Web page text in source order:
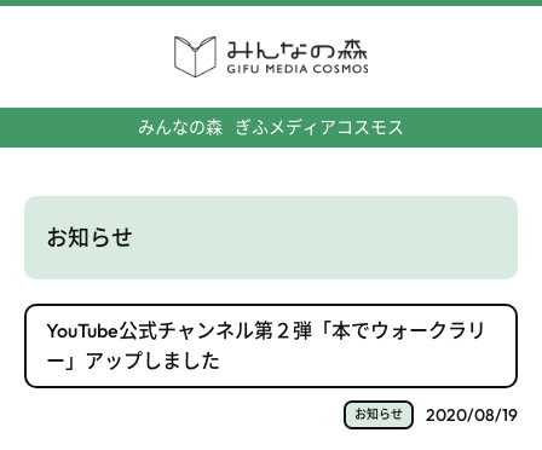
みんなの森 ぎふメディアコスモス
お知らせ
YouTube公式チャンネル第２弾「本でウォークラリ
ー」アップしました
お知らせ 2020/08/19